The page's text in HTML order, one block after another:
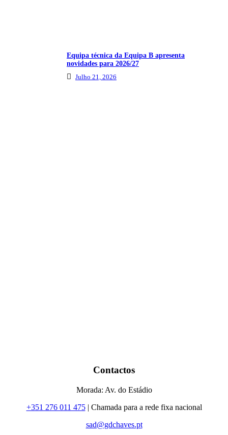
Equipa técnica da Equipa B apresenta
novidades para 2026/27
Julho 21, 2026
Contactos
Morada: Av. do Estádio
+351 276 011 475| Chamada para a rede fixa nacional
sad@gdchaves.pt